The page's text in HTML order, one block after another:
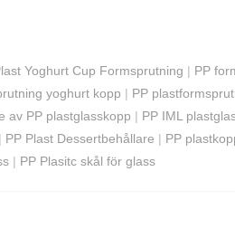
Yoghurt Cup Formsprutning | PP
yoghurt kopp | PP
av PP plastglasskopp | PP IML
| PP Plast Dessertbehållare | PP
| PP Plasitc skål för glass